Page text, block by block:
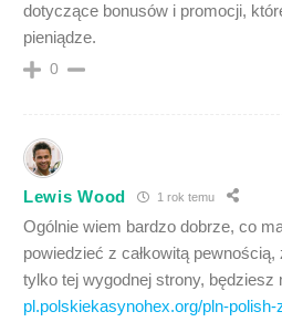
dotyczące bonusów i promocji,
pieniądze.
0
Lewis Wood 1 rok temu
Ogólnie wiem bardzo dobrze, co
powiedzieć z całkowitą
tylko tej wygodnej strony, będziesz
pl.polskiekasynohex.org/pln-polish-